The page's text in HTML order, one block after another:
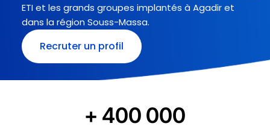
ETI et les grands groupes implantés à Agadir et
dans la région Souss-Massa.
Recruter un profil
+ 400 000